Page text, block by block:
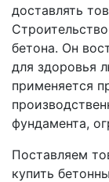
доставлять
бетона. Он
для здоровья
применяется
фундамента,
Поставляем
купить